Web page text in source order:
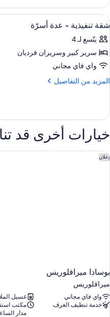
Standard
Queen
Apartment
استعراض
جميع
صور
شقة
تنفيذية
-
7
شقة تنفيذية - عدة أسرّة
يتّسع لـ 4
سرير كبير‫‬ وسريران فرديان
واي فاي مجاني
المزيد من التفاصيل
المزيد
شقة
تنفيذية
-
عدة
أسرّة
خيارات أخرى قد
إعلان
بوسادا ميرافلوريس
ميرافلوريس
واي فاي مجاني
غسيل
خدمة تنظيف الغرف
مكتب
مدار
بوسادا ميرافلوريس